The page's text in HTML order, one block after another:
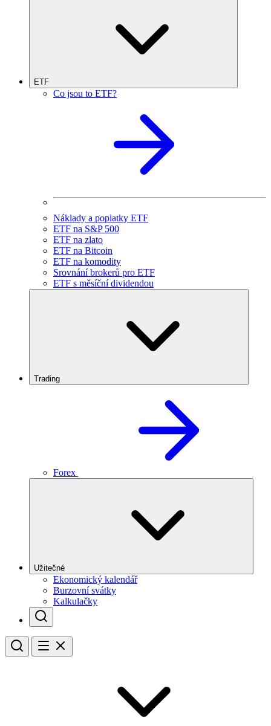
ETF
Co jsou to ETF?
Náklady a poplatky ETF
ETF na S&P 500
ETF na zlato
ETF na Bitcoin
ETF na komodity
Srovnání brokerů pro ETF
ETF s měsíční dividendou
Trading
Forex
Užitečné
Ekonomický kalendář
Burzovní svátky
Kalkulačky